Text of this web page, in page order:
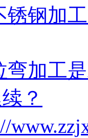
锈钢加
弯加工
？